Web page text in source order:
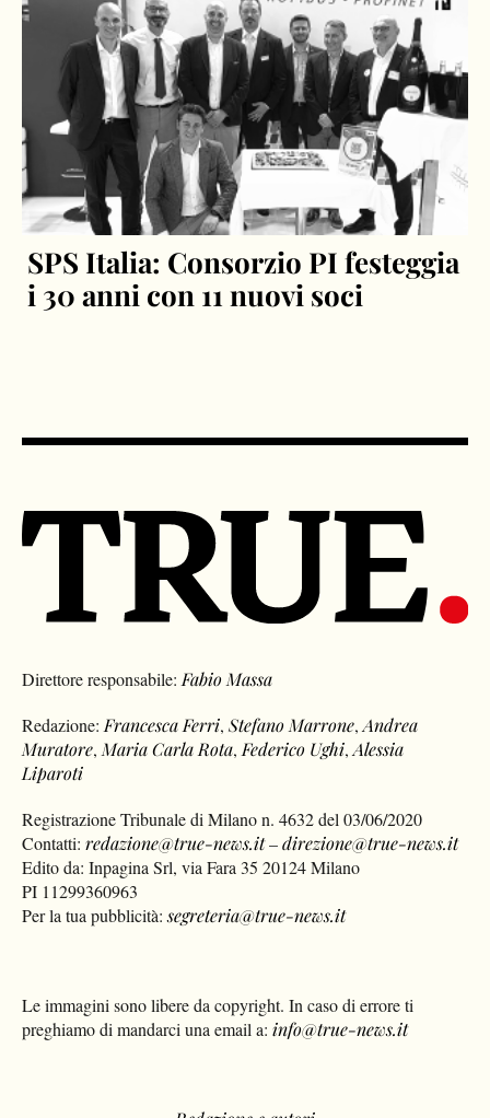
SPS Italia: Consorzio PI festeggia
i 30 anni con 11 nuovi soci
Direttore responsabile: Fabio Massa
Redazione: Francesca Ferri,Stefano Marrone,Andrea
Muratore, Maria Carla Rota, Federico Ughi,Alessia
Liparoti
Registrazione Tribunale di Milano n. 4632 del 03/06/2020
Contatti:redazione@true-news.it–direzione@true-news.it
Edito da: Inpagina Srl, via Fara 35 20124 Milano
PI 11299360963
Per la tua pubblicità:segreteria@true-news.it
Le immagini sono libere da copyright. In caso di errore ti
preghiamo di mandarci una email a: info@true-news.it